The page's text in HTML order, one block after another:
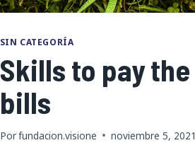
SIN CATEGORÍA
Skills to pay the
bills
Porfundacion.visione noviembre 5, 2021